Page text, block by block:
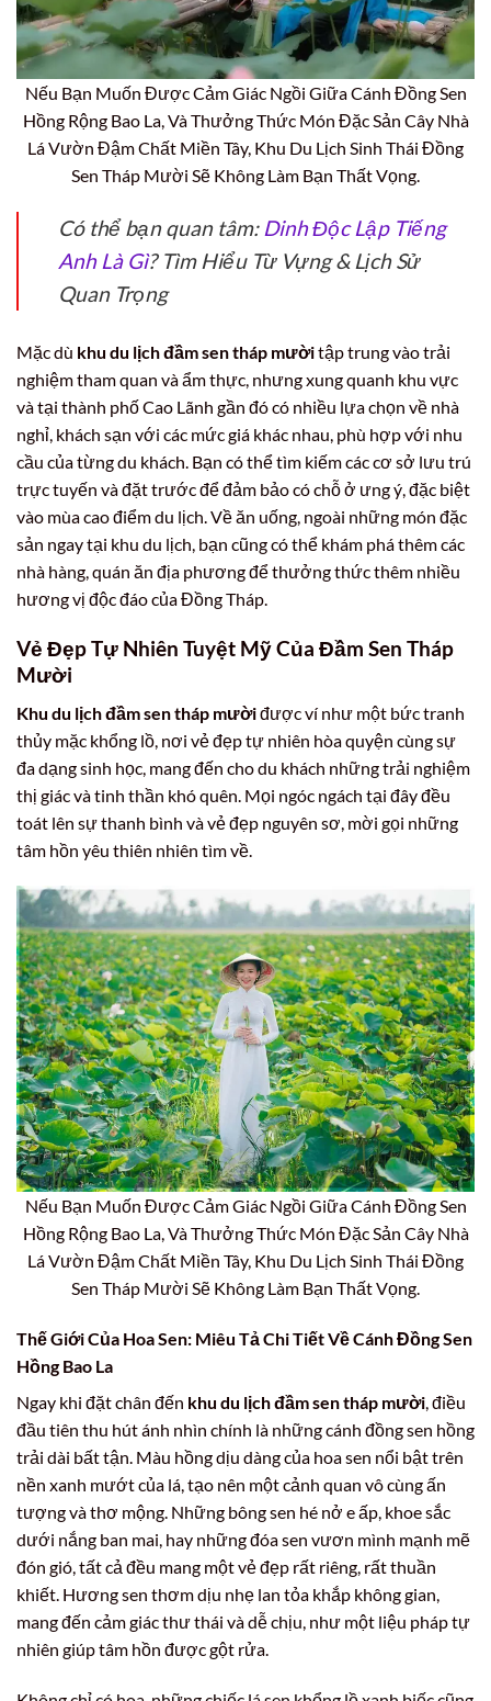
Nếu Bạn Muốn Được Cảm Giác Ngồi Giữa Cánh Đồng Sen
Hồng Rộng Bao La, Và Thưởng Thức Món Đặc Sản Cây Nhà
Lá Vườn Đậm Chất Miền Tây, Khu Du Lịch Sinh Thái Đồng
Sen Tháp Mười Sẽ Không Làm Bạn Thất Vọng.
Có thể bạn quan tâm: Dinh Độc Lập Tiếng
Anh Là Gì? Tìm Hiểu Từ Vựng & Lịch Sử
Quan Trọng
Mặc dù khu du lịch đầm sen tháp mườitập trung vào trải
nghiệm tham quan và ẩm thực, nhưng xung quanh khu vực
và tại thành phố Cao Lãnh gần đó có nhiều lựa chọn về nhà
nghỉ, khách sạn với các mức giá khác nhau, phù hợp với nhu
cầu của từng du khách. Bạn có thể tìm kiếm các cơ sở lưu trú
trực tuyến và đặt trước để đảm bảo có chỗ ở ưng ý, đặc biệt
vào mùa cao điểm du lịch. Về ăn uống, ngoài những món đặc
sản ngay tại khu du lịch, bạn cũng có thể khám phá thêm các
nhà hàng, quán ăn địa phương để thưởng thức thêm nhiều
hương vị độc đáo của Đồng Tháp.
Vẻ Đẹp Tự Nhiên Tuyệt Mỹ Của Đầm Sen Tháp
Mười
Khu du lịch đầm sen tháp mườiđược ví như một bức tranh
thủy mặc khổng lồ, nơi vẻ đẹp tự nhiên hòa quyện cùng sự
đa dạng sinh học, mang đến cho du khách những trải nghiệm
thị giác và tinh thần khó quên. Mọi ngóc ngách tại đây đều
toát lên sự thanh bình và vẻ đẹp nguyên sơ, mời gọi những
tâm hồn yêu thiên nhiên tìm về.
Nếu Bạn Muốn Được Cảm Giác Ngồi Giữa Cánh Đồng Sen
Hồng Rộng Bao La, Và Thưởng Thức Món Đặc Sản Cây Nhà
Lá Vườn Đậm Chất Miền Tây, Khu Du Lịch Sinh Thái Đồng
Sen Tháp Mười Sẽ Không Làm Bạn Thất Vọng.
Thế Giới Của Hoa Sen: Miêu Tả Chi Tiết Về Cánh Đồng Sen
Hồng Bao La
Ngay khi đặt chân đến khu du lịch đầm sen tháp mười, điều
đầu tiên thu hút ánh nhìn chính là những cánh đồng sen hồng
trải dài bất tận. Màu hồng dịu dàng của hoa sen nổi bật trên
nền xanh mướt của lá, tạo nên một cảnh quan vô cùng ấn
tượng và thơ mộng. Những bông sen hé nở e ấp, khoe sắc
dưới nắng ban mai, hay những đóa sen vươn mình mạnh mẽ
đón gió, tất cả đều mang một vẻ đẹp rất riêng, rất thuần
khiết. Hương sen thơm dịu nhẹ lan tỏa khắp không gian,
mang đến cảm giác thư thái và dễ chịu, như một liệu pháp tự
nhiên giúp tâm hồn được gột rửa.